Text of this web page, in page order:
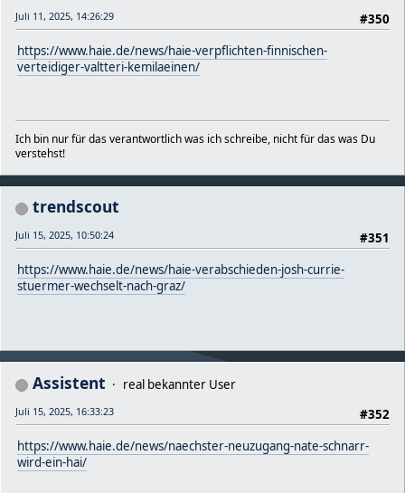
#350
Juli 11, 2025, 14:26:29
https://www.haie.de/news/haie-verpflichten-finnischen-
verteidiger-valtteri-kemilaeinen/
Ich bin nur für das verantwortlich was ich schreibe, nicht für das was Du
verstehst!
trendscout
#351
Juli 15, 2025, 10:50:24
https://www.haie.de/news/haie-verabschieden-josh-currie-
stuermer-wechselt-nach-graz/
Assistent
real bekannter User
#352
Juli 15, 2025, 16:33:23
https://www.haie.de/news/naechster-neuzugang-nate-schnarr-
wird-ein-hai/